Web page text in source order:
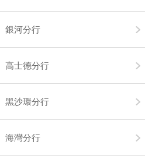
銀河分行
高士德分行
黑沙環分行
海灣分行